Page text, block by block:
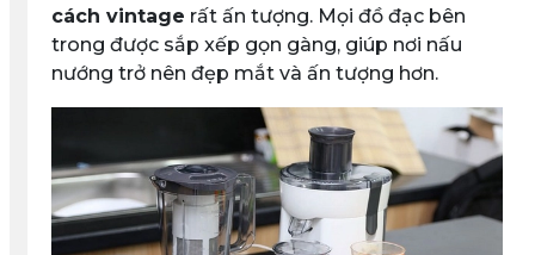
cách vintage rất ấn tượng. Mọi đồ đạc bên
trong được sắp xếp gọn gàng, giúp nơi nấu
nướng trở nên đẹp mắt và ấn tượng hơn.